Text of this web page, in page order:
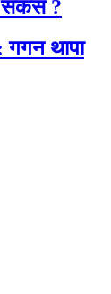
सकस ?
गगन थापा